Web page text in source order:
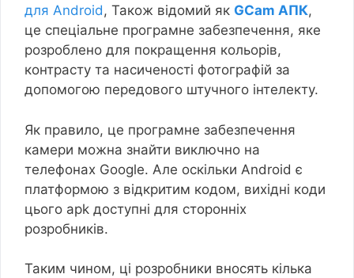
для Android, Також відомий як GCam АПК,
це спеціальне програмне забезпечення, яке
розроблено для покращення кольорів,
контрасту та насиченості фотографій за
допомогою передового штучного інтелекту.
Як правило, це програмне забезпечення
камери можна знайти виключно на
телефонах Google. Але оскільки Android є
платформою з відкритим кодом, вихідні коди
цього apk доступні для сторонніх
розробників.
Таким чином, ці розробники вносять кілька